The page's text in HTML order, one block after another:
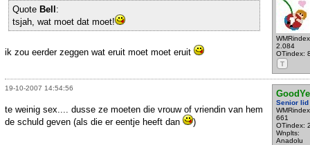
2.084
OTindex:
T
Quote Bell :
tsjah, wat moet dat moet!
ik zou eerder zeggen wat eruit moet moet eruit
19-10-2007 14:54:56
Senior lid
661
OTindex:
Wnplts:
Anadolu
te weinig sex.... dusse ze moeten die vrouw of vriendin van hem
de schuld geven (als die er eentje heeft dan
)